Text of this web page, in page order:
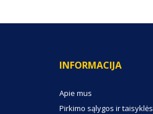
INFORMACIJA
Apie mus
Pirkimo sąlygos ir taisyklės